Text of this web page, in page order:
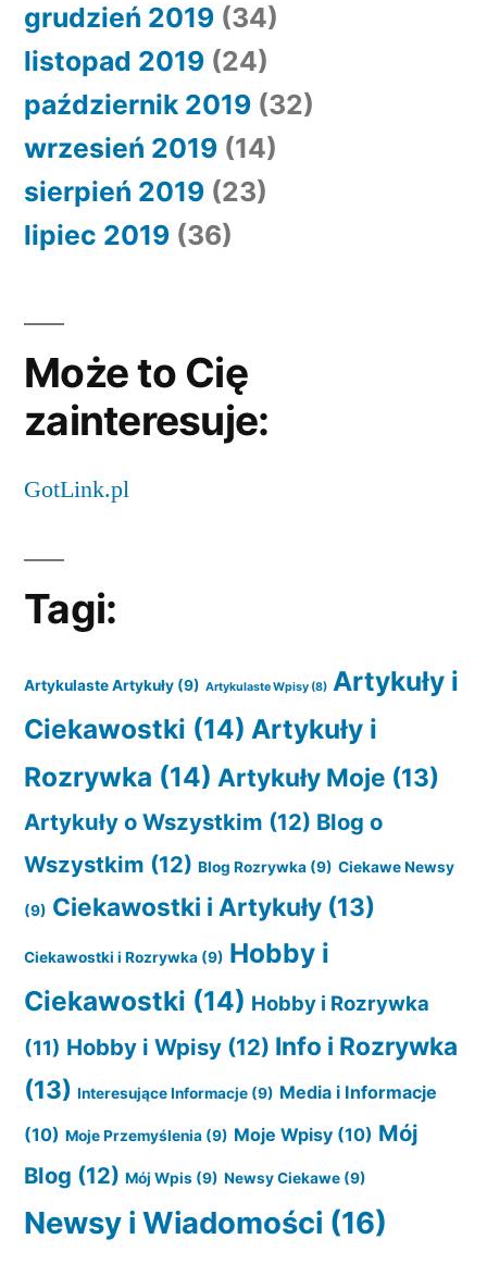
grudzień 2019 (34)
listopad 2019 (24)
październik 2019 (32)
wrzesień 2019 (14)
sierpień 2019 (23)
lipiec 2019 (36)
Może to Cię
zainteresuje:
GotLink.pl
Tagi:
Artykulaste Artykuły (9) Artykulaste Wpisy (8) Artykuły i
Ciekawostki (14) Artykuły i
Rozrywka (14) Artykuły Moje (13)
Artykuły o Wszystkim (12) Blog o
Wszystkim (12) Blog Rozrywka (9) Ciekawe Newsy
(9) Ciekawostki i Artykuły (13)
Ciekawostki i Rozrywka (9) Hobby i
Ciekawostki (14) Hobby i Rozrywka
(11) Hobby i Wpisy (12) Info i Rozrywka
(13) Interesujące Informacje (9) Media i Informacje
(10) Moje Przemyślenia (9) Moje Wpisy (10) Mój
Blog (12) Mój Wpis (9) Newsy Ciekawe (9)
Newsy i Wiadomości (16)